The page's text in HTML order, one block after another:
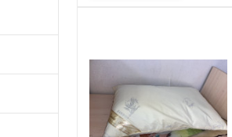
шелкопряда). Вес: 2,0 кг.
Чехол: 100% хлопок
(жаккардовый сатин).
Производитель: Aonasi
(Китай). Описание:
Шелковое одеяло хорошо
впитывает влагу, не